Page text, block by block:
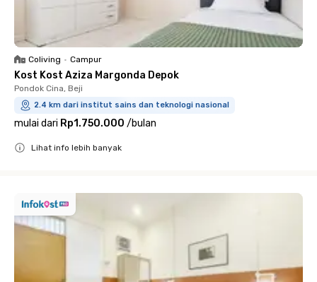
Coliving • Campur
Kost Kost Aziza Margonda Depok
Pondok Cina, Beji
2.4 km dari institut sains dan teknologi nasional
mulai dari Rp1.750.000 /bulan
Lihat info lebih banyak